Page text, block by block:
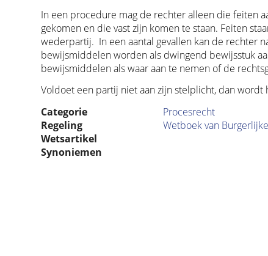
In een procedure mag de rechter alleen die feiten
gekomen en die vast zijn komen te staan. Feiten
wederpartij. In een aantal gevallen kan de rechter
bewijsmiddelen worden als dwingend bewijsstuk
bewijsmiddelen als waar aan te nemen of de
Voldoet een partij niet aan zijn stelplicht, dan
Categorie
Procesrecht
Regeling
Wetboek van
Wetsartikel
Synoniemen